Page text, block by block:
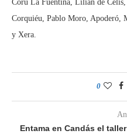
Coru La Fuentina, Lilián de
Corquiéu, Pablo Moro, Apoderó,
y Xera.
0
Entama en Candás el